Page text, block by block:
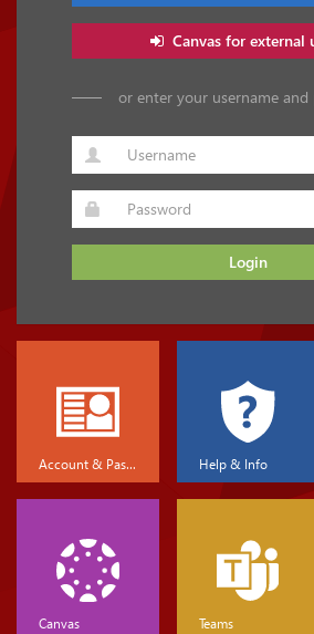
Canvas for external
or enter your username and
Login
Account & Password Help & Info
Canvas Teams